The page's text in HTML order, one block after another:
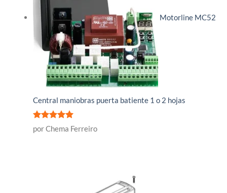
Motorline MC52
Central maniobras puerta batiente 1 o 2 hojas
Valorado
con
por Chema Ferreiro